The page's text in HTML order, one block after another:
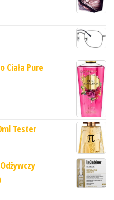
Ciała Pure
Tester